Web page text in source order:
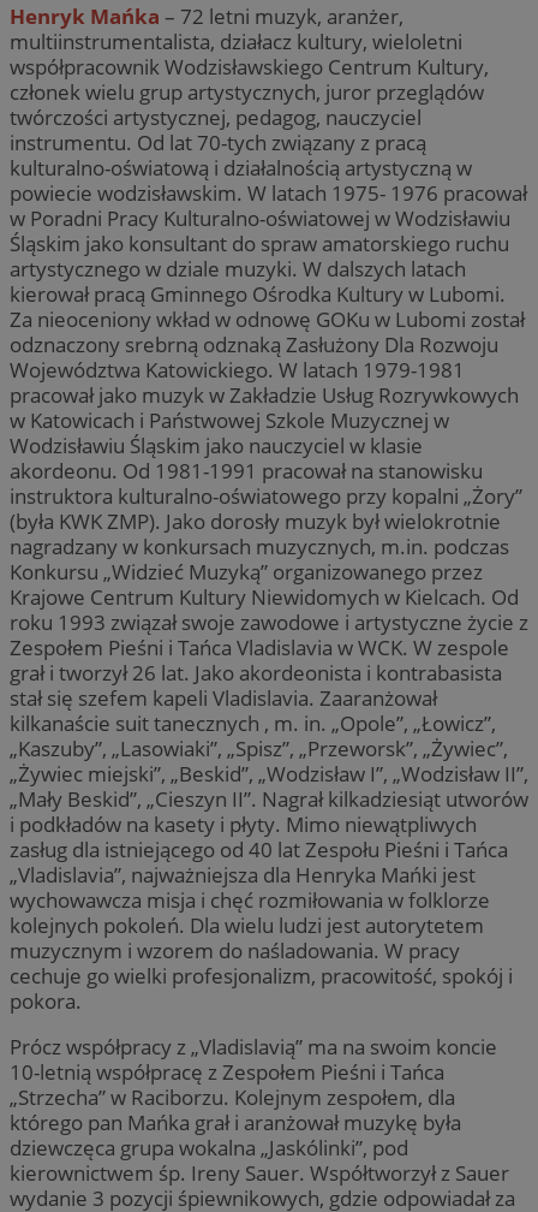
Henryk Mańka – 72 letni muzyk, aranżer,
multiinstrumentalista, działacz kultury, wieloletni
współpracownik Wodzisławskiego Centrum Kultury,
członek wielu grup artystycznych, juror przeglądów
twórczości artystycznej, pedagog, nauczyciel
instrumentu. Od lat 70-tych związany z pracą
kulturalno-oświatową i działalnością artystyczną w
powiecie wodzisławskim. W latach 1975- 1976 pracował
w Poradni Pracy Kulturalno-oświatowej w Wodzisławiu
Śląskim jako konsultant do spraw amatorskiego ruchu
artystycznego w dziale muzyki. W dalszych latach
kierował pracą Gminnego Ośrodka Kultury w Lubomi.
Za nieoceniony wkład w odnowę GOKu w Lubomi został
odznaczony srebrną odznaką Zasłużony Dla Rozwoju
Województwa Katowickiego. W latach 1979-1981
pracował jako muzyk w Zakładzie Usług Rozrywkowych
w Katowicach i Państwowej Szkole Muzycznej w
Wodzisławiu Śląskim jako nauczyciel w klasie
akordeonu. Od 1981-1991 pracował na stanowisku
instruktora kulturalno-oświatowego przy kopalni „Żory”
(była KWK ZMP). Jako dorosły muzyk był wielokrotnie
nagradzany w konkursach muzycznych, m.in. podczas
Konkursu „Widzieć Muzyką” organizowanego przez
Krajowe Centrum Kultury Niewidomych w Kielcach. Od
roku 1993 związał swoje zawodowe i artystyczne życie z
Zespołem Pieśni i Tańca Vladislavia w WCK. W zespole
grał i tworzył 26 lat. Jako akordeonista i kontrabasista
stał się szefem kapeli Vladislavia. Zaaranżował
kilkanaście suit tanecznych , m. in. „Opole”, „Łowicz”,
„Kaszuby”, „Lasowiaki”, „Spisz”, „Przeworsk”, „Żywiec”,
„Żywiec miejski”, „Beskid”, „Wodzisław I”, „Wodzisław II”,
„Mały Beskid”, „Cieszyn II”. Nagrał kilkadziesiąt utworów
i podkładów na kasety i płyty. Mimo niewątpliwych
zasług dla istniejącego od 40 lat Zespołu Pieśni i Tańca
„Vladislavia”, najważniejsza dla Henryka Mańki jest
wychowawcza misja i chęć rozmiłowania w folklorze
kolejnych pokoleń. Dla wielu ludzi jest autorytetem
muzycznym i wzorem do naśladowania. W pracy
cechuje go wielki profesjonalizm, pracowitość, spokój i
pokora.
Prócz współpracy z „Vladislavią” ma na swoim koncie
10-letnią współpracę z Zespołem Pieśni i Tańca
„Strzecha” w Raciborzu. Kolejnym zespołem, dla
którego pan Mańka grał i aranżował muzykę była
dziewczęca grupa wokalna „Jaskólinki”, pod
kierownictwem śp. Ireny Sauer. Współtworzył z Sauer
wydanie 3 pozycji śpiewnikowych, gdzie odpowiadał za